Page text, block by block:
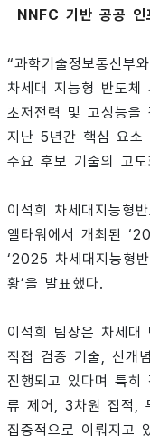
NNFC 기반 공공 인
“과학기술정보통신부
차세대 지능형 반도체
초저전력 및 고성능을
지난 5년간 핵심 요소
주요 후보 기술의 고
이석희 차세대지능형
엘타워에서 개최된
‘2025 차세대지능형
황’을 발표했다.
이석희 팀장은 차세대
직접 검증 기술, 신개
진행되고 있다며 특
류 제어, 3차원 집적,
집중적으로 이뤄지고